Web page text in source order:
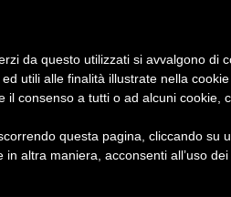
da questo utilizzati si avvalgono di
utili alle finalità illustrate nella
il consenso a tutti o ad alcuni cookie,
questa pagina, cliccando su
altra maniera, acconsenti all’uso